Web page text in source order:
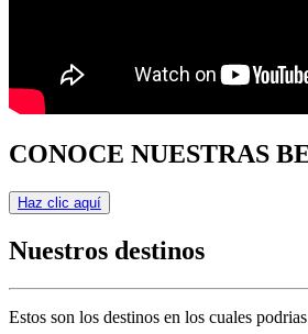
CONOCE NUESTRAS
Haz clic aquí
Nuestros destinos
Estos son los destinos en los cuales